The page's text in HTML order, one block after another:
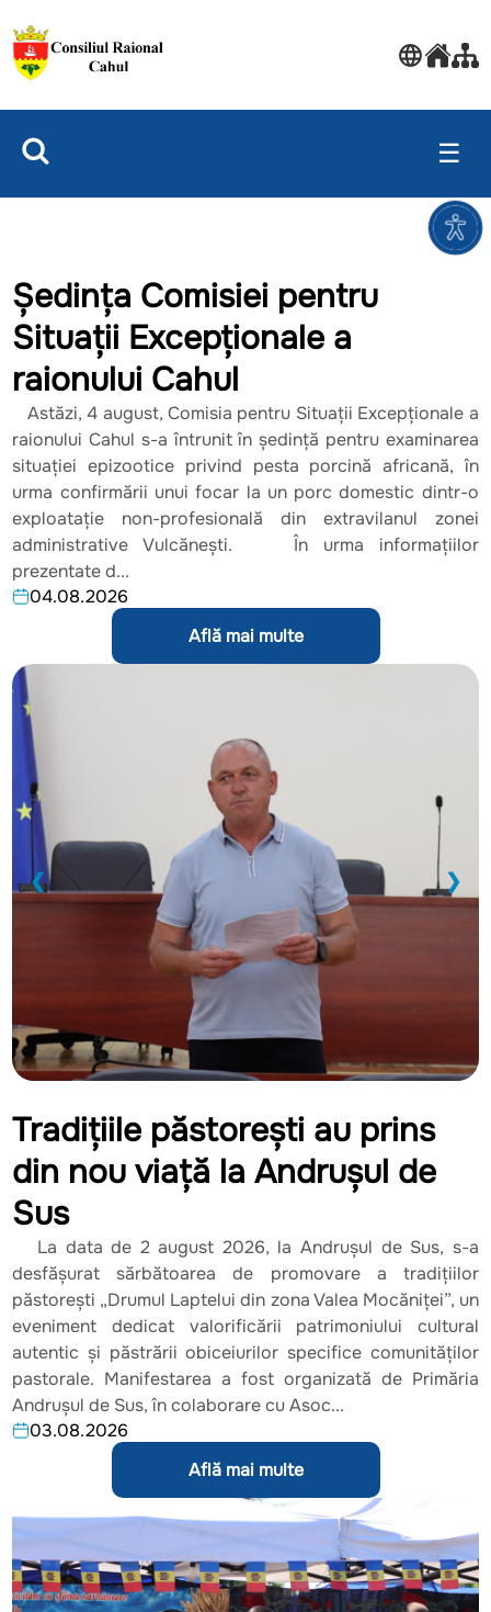
☰
Ședința Comisiei pentru
Situații Excepționale a
raionului Cahul
Astăzi, 4 august, Comisia pentru Situații Excepționale a
raionului Cahul s-a întrunit în ședință pentru examinarea
situației epizootice privind pesta porcină africană, în
urma confirmării unui focar la un porc domestic dintr-o
exploatație non-profesională din extravilanul zonei
administrative Vulcănești. În urma informațiilor
prezentate d...
04.08.2026
Află mai multe
❮ ❯
Tradițiile păstorești au prins
din nou viață la Andrușul de
Sus
La data de 2 august 2026, la Andrușul de Sus, s-a
desfășurat sărbătoarea de promovare a tradițiilor
păstorești „Drumul Laptelui din zona Valea Mocăniței”, un
eveniment dedicat valorificării patrimoniului cultural
autentic și păstrării obiceiurilor specifice comunităților
pastorale. Manifestarea a fost organizată de Primăria
Andrușul de Sus, în colaborare cu Asoc...
03.08.2026
Află mai multe